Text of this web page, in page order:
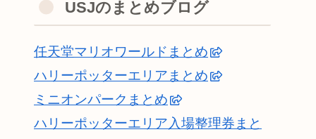
USJのまとめブログ
任天堂マリオワールドまとめ
ハリーポッターエリアまとめ
ミニオンパークまとめ
ハリーポッターエリア入場整理券まと